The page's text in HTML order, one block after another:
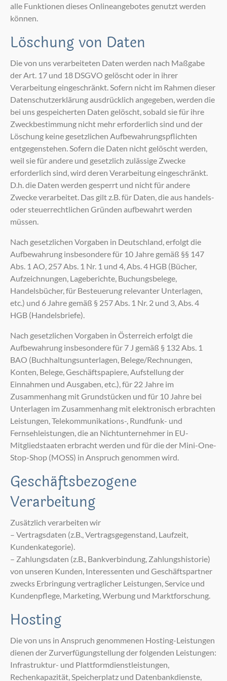
alle Funktionen dieses Onlineangebotes genutzt werden
können.
Löschung von Daten
Die von uns verarbeiteten Daten werden nach Maßgabe
der Art. 17 und 18 DSGVO gelöscht oder in ihrer
Verarbeitung eingeschränkt. Sofern nicht im Rahmen dieser
Datenschutzerklärung ausdrücklich angegeben, werden die
bei uns gespeicherten Daten gelöscht, sobald sie für ihre
Zweckbestimmung nicht mehr erforderlich sind und der
Löschung keine gesetzlichen Aufbewahrungspflichten
entgegenstehen. Sofern die Daten nicht gelöscht werden,
weil sie für andere und gesetzlich zulässige Zwecke
erforderlich sind, wird deren Verarbeitung eingeschränkt.
D.h. die Daten werden gesperrt und nicht für andere
Zwecke verarbeitet. Das gilt z.B. für Daten, die aus handels-
oder steuerrechtlichen Gründen aufbewahrt werden
müssen.
Nach gesetzlichen Vorgaben in Deutschland, erfolgt die
Aufbewahrung insbesondere für 10 Jahre gemäß §§ 147
Abs. 1 AO, 257 Abs. 1 Nr. 1 und 4, Abs. 4 HGB (Bücher,
Aufzeichnungen, Lageberichte, Buchungsbelege,
Handelsbücher, für Besteuerung relevanter Unterlagen,
etc.) und 6 Jahre gemäß § 257 Abs. 1 Nr. 2 und 3, Abs. 4
HGB (Handelsbriefe).
Nach gesetzlichen Vorgaben in Österreich erfolgt die
Aufbewahrung insbesondere für 7 J gemäß § 132 Abs. 1
BAO (Buchhaltungsunterlagen, Belege/Rechnungen,
Konten, Belege, Geschäftspapiere, Aufstellung der
Einnahmen und Ausgaben, etc.), für 22 Jahre im
Zusammenhang mit Grundstücken und für 10 Jahre bei
Unterlagen im Zusammenhang mit elektronisch erbrachten
Leistungen, Telekommunikations-, Rundfunk- und
Fernsehleistungen, die an Nichtunternehmer in EU-
Mitgliedstaaten erbracht werden und für die der Mini-One-
Stop-Shop (MOSS) in Anspruch genommen wird.
Geschäftsbezogene
Verarbeitung
Zusätzlich verarbeiten wir
– Vertragsdaten (z.B., Vertragsgegenstand, Laufzeit,
Kundenkategorie).
– Zahlungsdaten (z.B., Bankverbindung, Zahlungshistorie)
von unseren Kunden, Interessenten und Geschäftspartner
zwecks Erbringung vertraglicher Leistungen, Service und
Kundenpflege, Marketing, Werbung und Marktforschung.
Hosting
Die von uns in Anspruch genommenen Hosting-Leistungen
dienen der Zurverfügungstellung der folgenden Leistungen:
Infrastruktur- und Plattformdienstleistungen,
Rechenkapazität, Speicherplatz und Datenbankdienste,